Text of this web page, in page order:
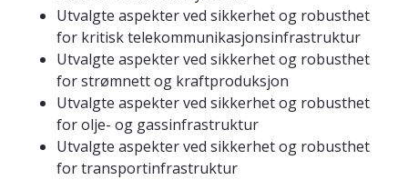
Utvalgte aspekter ved sikkerhet og robusthet
for kritisk telekommunikasjonsinfrastruktur
Utvalgte aspekter ved sikkerhet og robusthet
for strømnett og kraftproduksjon
Utvalgte aspekter ved sikkerhet og robusthet
for olje- og gassinfrastruktur
Utvalgte aspekter ved sikkerhet og robusthet
for transportinfrastruktur